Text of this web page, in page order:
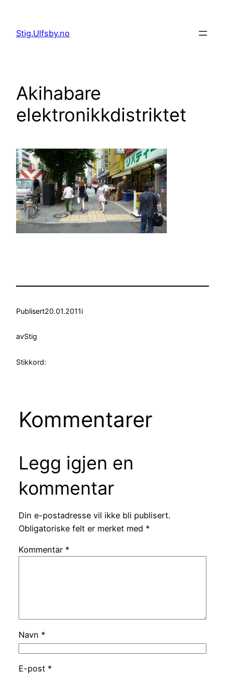
innhold
Stig.Ulfsby.no
Akihabare
elektronikkdistriktet
Publisert20.01.2011i
avStig
Stikkord:
Kommentarer
Legg igjen en
kommentar
Din e-postadresse vil ikke bli publisert.
Obligatoriske felt er merket med *
Kommentar *
Navn *
E-post *